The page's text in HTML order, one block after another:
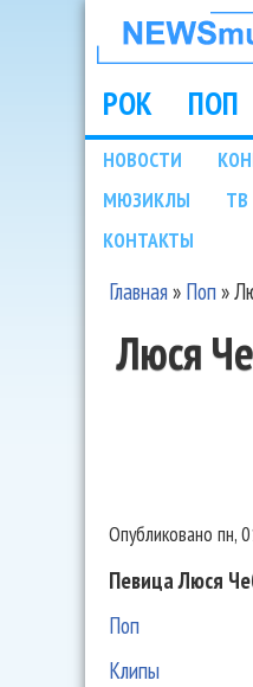
НОВОСТИ
МУЗЫКИ И
ШОУ
Main
РОК ПОП
НОВОСТИ
МЮЗИКЛЫ
КОНТАКТЫ
Главная» Поп»
Люся
Опубликовано пн,
Певица Люся
Поп
Клипы